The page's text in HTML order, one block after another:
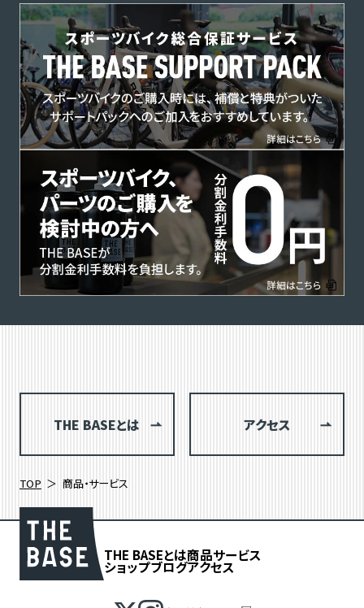
THE BASEとは アクセス
TOP 商品・サービス
THE BASEとは商品サービス
ショップブログアクセス